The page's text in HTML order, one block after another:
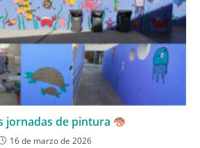
jornadas de pintura
16 de marzo de 2026